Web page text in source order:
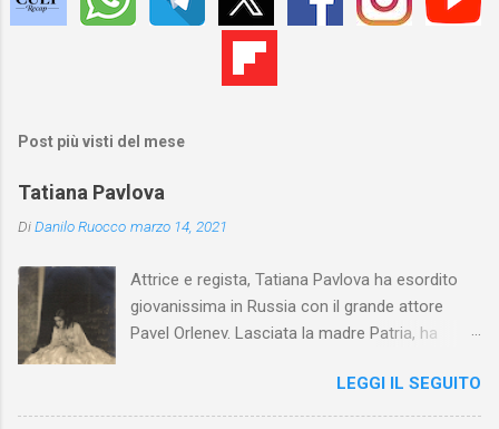
Post più visti del mese
Tatiana Pavlova
DiDanilo Ruocco marzo 14, 2021
Attrice e regista, Tatiana Pavlova ha esordito
giovanissima in Russia con il grande attore
Pavel Orlenev. Lasciata la madre Patria, ha
l'arte della Pavlova ha raggiunto la piena
maturità ed è stata in grado di rinnovare
LEGGI IL SEGUITO